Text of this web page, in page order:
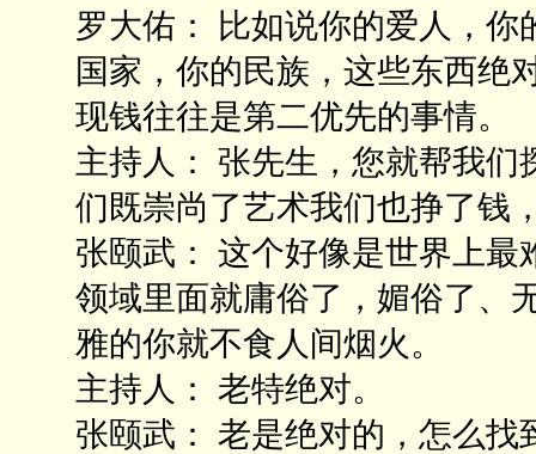
罗大佑： 比如说你的爱人，
国家，你的民族，这些东西绝
现钱往往是第二优先的事情。
主持人： 张先生，您就帮我
们既崇尚了艺术我们也挣了钱
张颐武： 这个好像是世界上
领域里面就庸俗了，媚俗了、
雅的你就不食人间烟火。
主持人： 老特绝对。
张颐武： 老是绝对的，怎么